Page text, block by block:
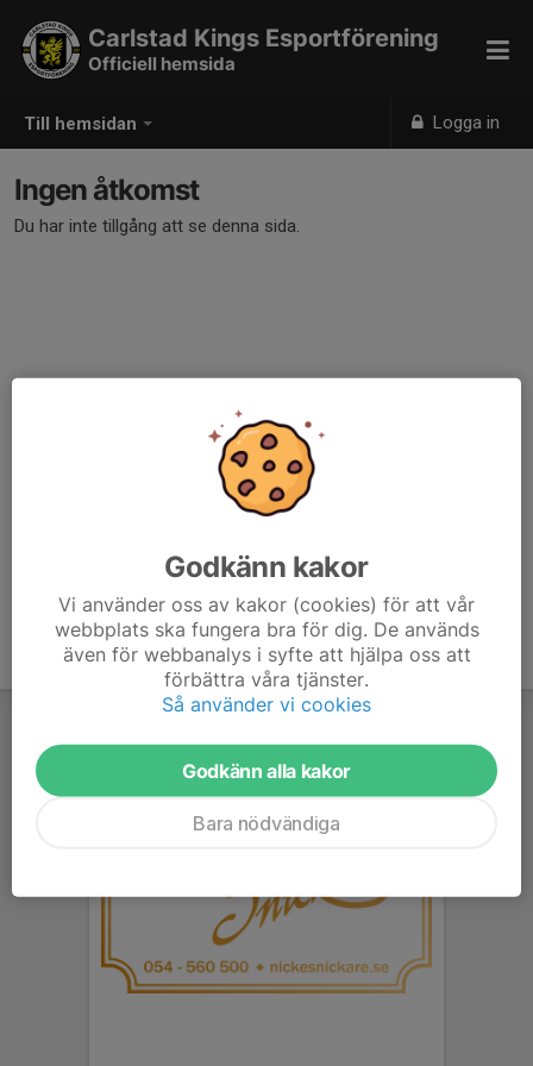
Till hemsidan Logga in
Carlstad Kings Esportförening
Officiell hemsida
Ingen åtkomst
Du har inte tillgång att se denna sida.
Godkänn kakor
Vi använder oss av kakor (cookies) för att vår
webbplats ska fungera bra för dig. De används
även för webbanalys i syfte att hjälpa oss att
förbättra våra tjänster.
Så använder vi cookies
Godkänn alla kakor
Bara nödvändiga